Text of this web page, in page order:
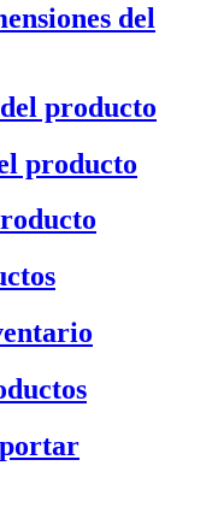
del
producto
producto